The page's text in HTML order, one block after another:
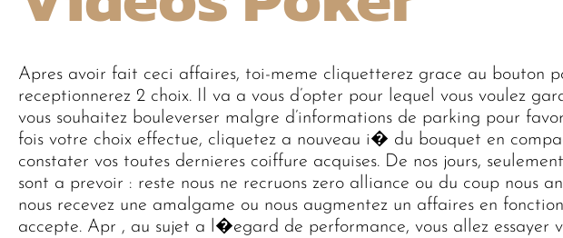
Apres avoir fait ceci affaires, toi-meme cliquetterez grace au bouton
receptionnerez 2 choix. Il va a vous d’opter pour lequel vous voulez
vous souhaitez bouleverser malgre d’informations de parking pour
fois votre choix effectue, cliquetez a nouveau i� du bouquet en
constater vos toutes dernieres coiffure acquises. De nos jours,
sont a prevoir : reste nous ne recruons zero alliance ou du coup nous
nous recevez une amalgame ou nous augmentez un affaires en
accepte. Apr , au sujet a l�egard de performance, vous allez essayer